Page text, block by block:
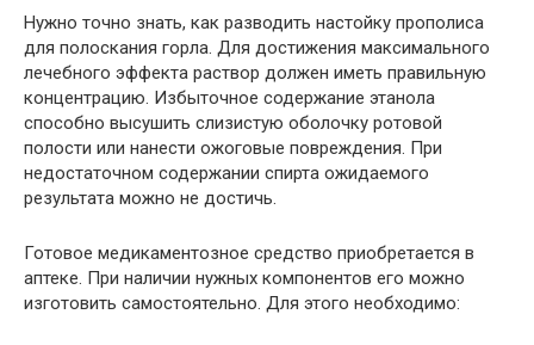
Нужно точно знать, как разводить настойку прополиса
для полоскания горла. Для достижения максимального
лечебного эффекта раствор должен иметь правильную
концентрацию. Избыточное содержание этанола
способно высушить слизистую оболочку ротовой
полости или нанести ожоговые повреждения. При
недостаточном содержании спирта ожидаемого
результата можно не достичь.
Готовое медикаментозное средство приобретается в
аптеке. При наличии нужных компонентов его можно
изготовить самостоятельно. Для этого необходимо: